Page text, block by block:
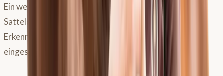
Ein weiteres wichtiges Werkzeug ist die
Satteldruckmessmatte. Sie hat viele wissenschaftliche
Erkenntnisse geliefert, muss aber in der Praxis korrekt
eingesetzt und interpretiert werden.